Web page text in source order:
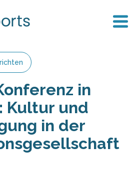
in
Kultur und
in der